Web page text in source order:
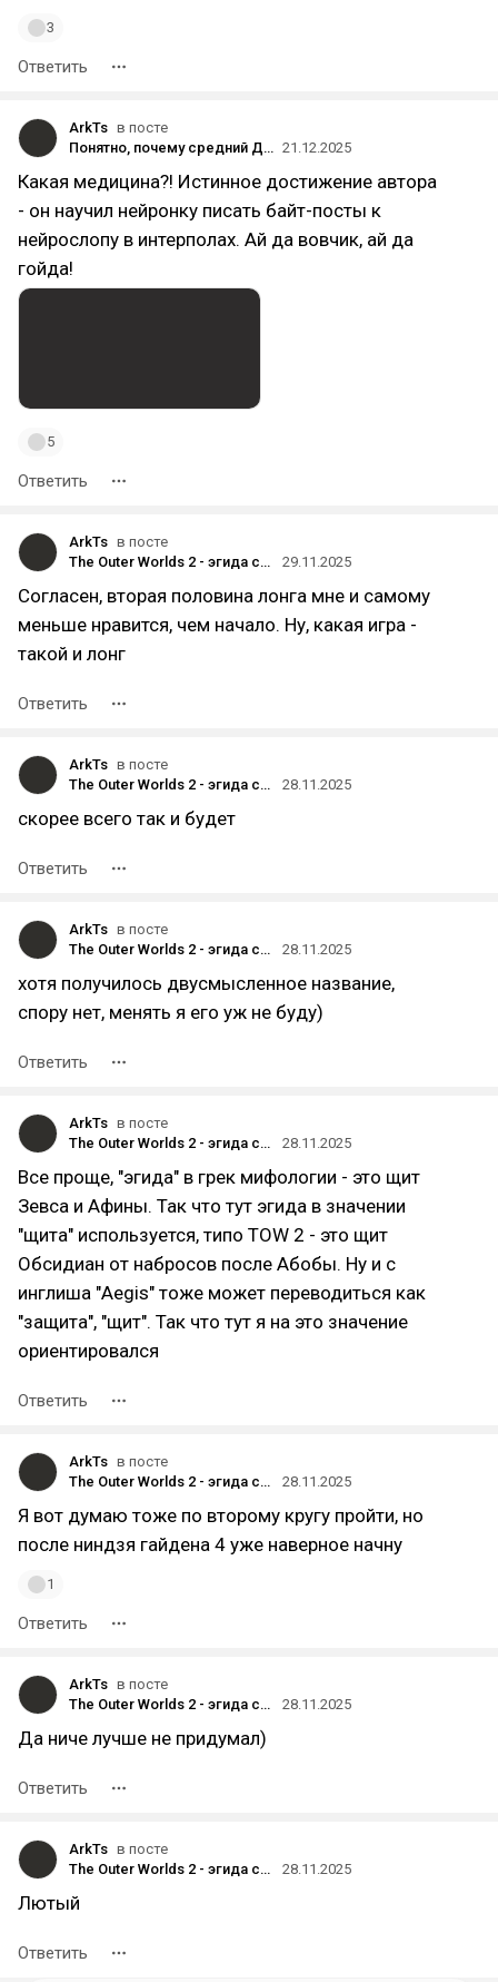
3
Ответить
ArkTs в посте
Понятно, почему средний ДТФер ничего себе в жизни позволить не может. 21.12.2025
Какая медицина?! Истинное достижение автора
- он научил нейронку писать байт-посты к
нейрослопу в интерполах. Ай да вовчик, ай да
гойда!
5
Ответить
ArkTs в посте
The Outer Worlds 2 - эгида студии Obsidian [обзор - лонг]
29.11.2025
Согласен, вторая половина лонга мне и самому
меньше нравится, чем начало. Ну, какая игра -
такой и лонг
Ответить
ArkTs в посте
The Outer Worlds 2 - эгида студии Obsidian [обзор - лонг]
28.11.2025
скорее всего так и будет
Ответить
ArkTs в посте
The Outer Worlds 2 - эгида студии Obsidian [обзор - лонг]
28.11.2025
хотя получилось двусмысленное название,
спору нет, менять я его уж не буду)
Ответить
ArkTs в посте
The Outer Worlds 2 - эгида студии Obsidian [обзор - лонг]
28.11.2025
Все проще, "эгида" в грек мифологии - это щит
Зевса и Афины. Так что тут эгида в значении
"щита" используется, типо TOW 2 - это щит
Обсидиан от набросов после Абобы. Ну и с
инглиша "Aegis" тоже может переводиться как
"защита", "щит". Так что тут я на это значение
ориентировался
Ответить
ArkTs в посте
The Outer Worlds 2 - эгида студии Obsidian [обзор - лонг]
28.11.2025
Я вот думаю тоже по второму кругу пройти, но
после ниндзя гайдена 4 уже наверное начну
1
Ответить
ArkTs в посте
The Outer Worlds 2 - эгида студии Obsidian [обзор - лонг]
28.11.2025
Да ниче лучше не придумал)
Ответить
ArkTs в посте
The Outer Worlds 2 - эгида студии Obsidian [обзор - лонг]
28.11.2025
Лютый
Ответить